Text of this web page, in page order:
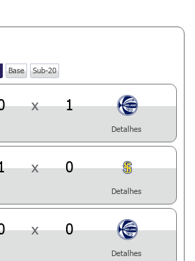
Base Sub-20
x 1
Detalhes
x 0
Detalhes
x 0
Detalhes